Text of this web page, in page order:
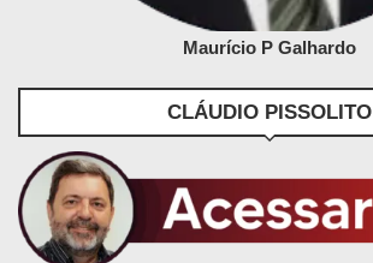
Maurício P Galhardo
CLÁUDIO PISSOLITO